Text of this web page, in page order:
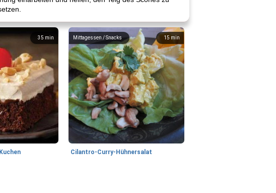
35 min 15 min
Mittagessen / Snacks
Cilantro-Curry-Hühnersalat